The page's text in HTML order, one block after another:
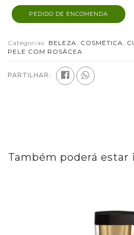
PEDIDO DE ENCOMENDA
Categorias: BELEZA COSMÉTICA
PELE COM ROSÁCEA
PARTILHAR:
Também poderá estar